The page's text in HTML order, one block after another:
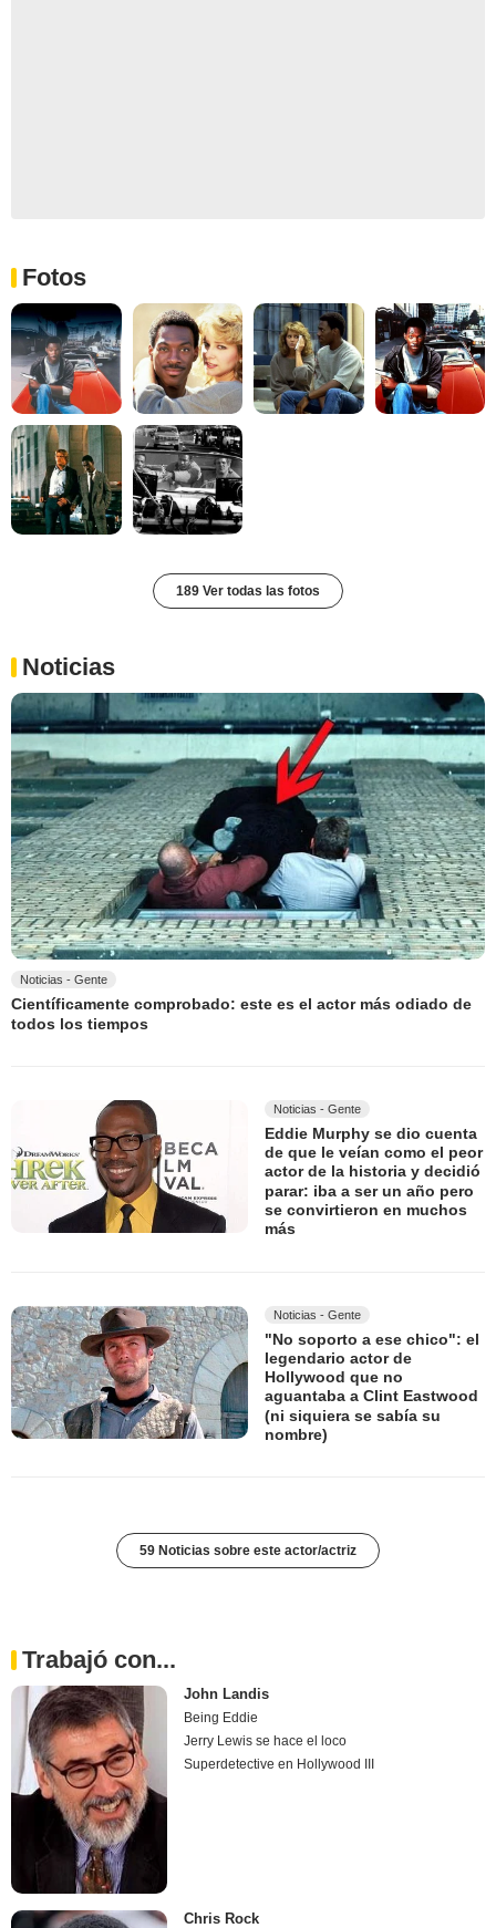
Fotos
189 Ver todas las fotos
Noticias
Noticias - Gente
Científicamente comprobado: este es el actor más odiado de
todos los tiempos
Noticias - Gente
Eddie Murphy se dio cuenta
de que le veían como el peor
actor de la historia y decidió
parar: iba a ser un año pero
se convirtieron en muchos
más
Noticias - Gente
"No soporto a ese chico": el
legendario actor de
Hollywood que no
aguantaba a Clint Eastwood
(ni siquiera se sabía su
nombre)
59 Noticias sobre este actor/actriz
Trabajó con...
John Landis
Being Eddie
Jerry Lewis se hace el loco
Superdetective en Hollywood III
Chris Rock